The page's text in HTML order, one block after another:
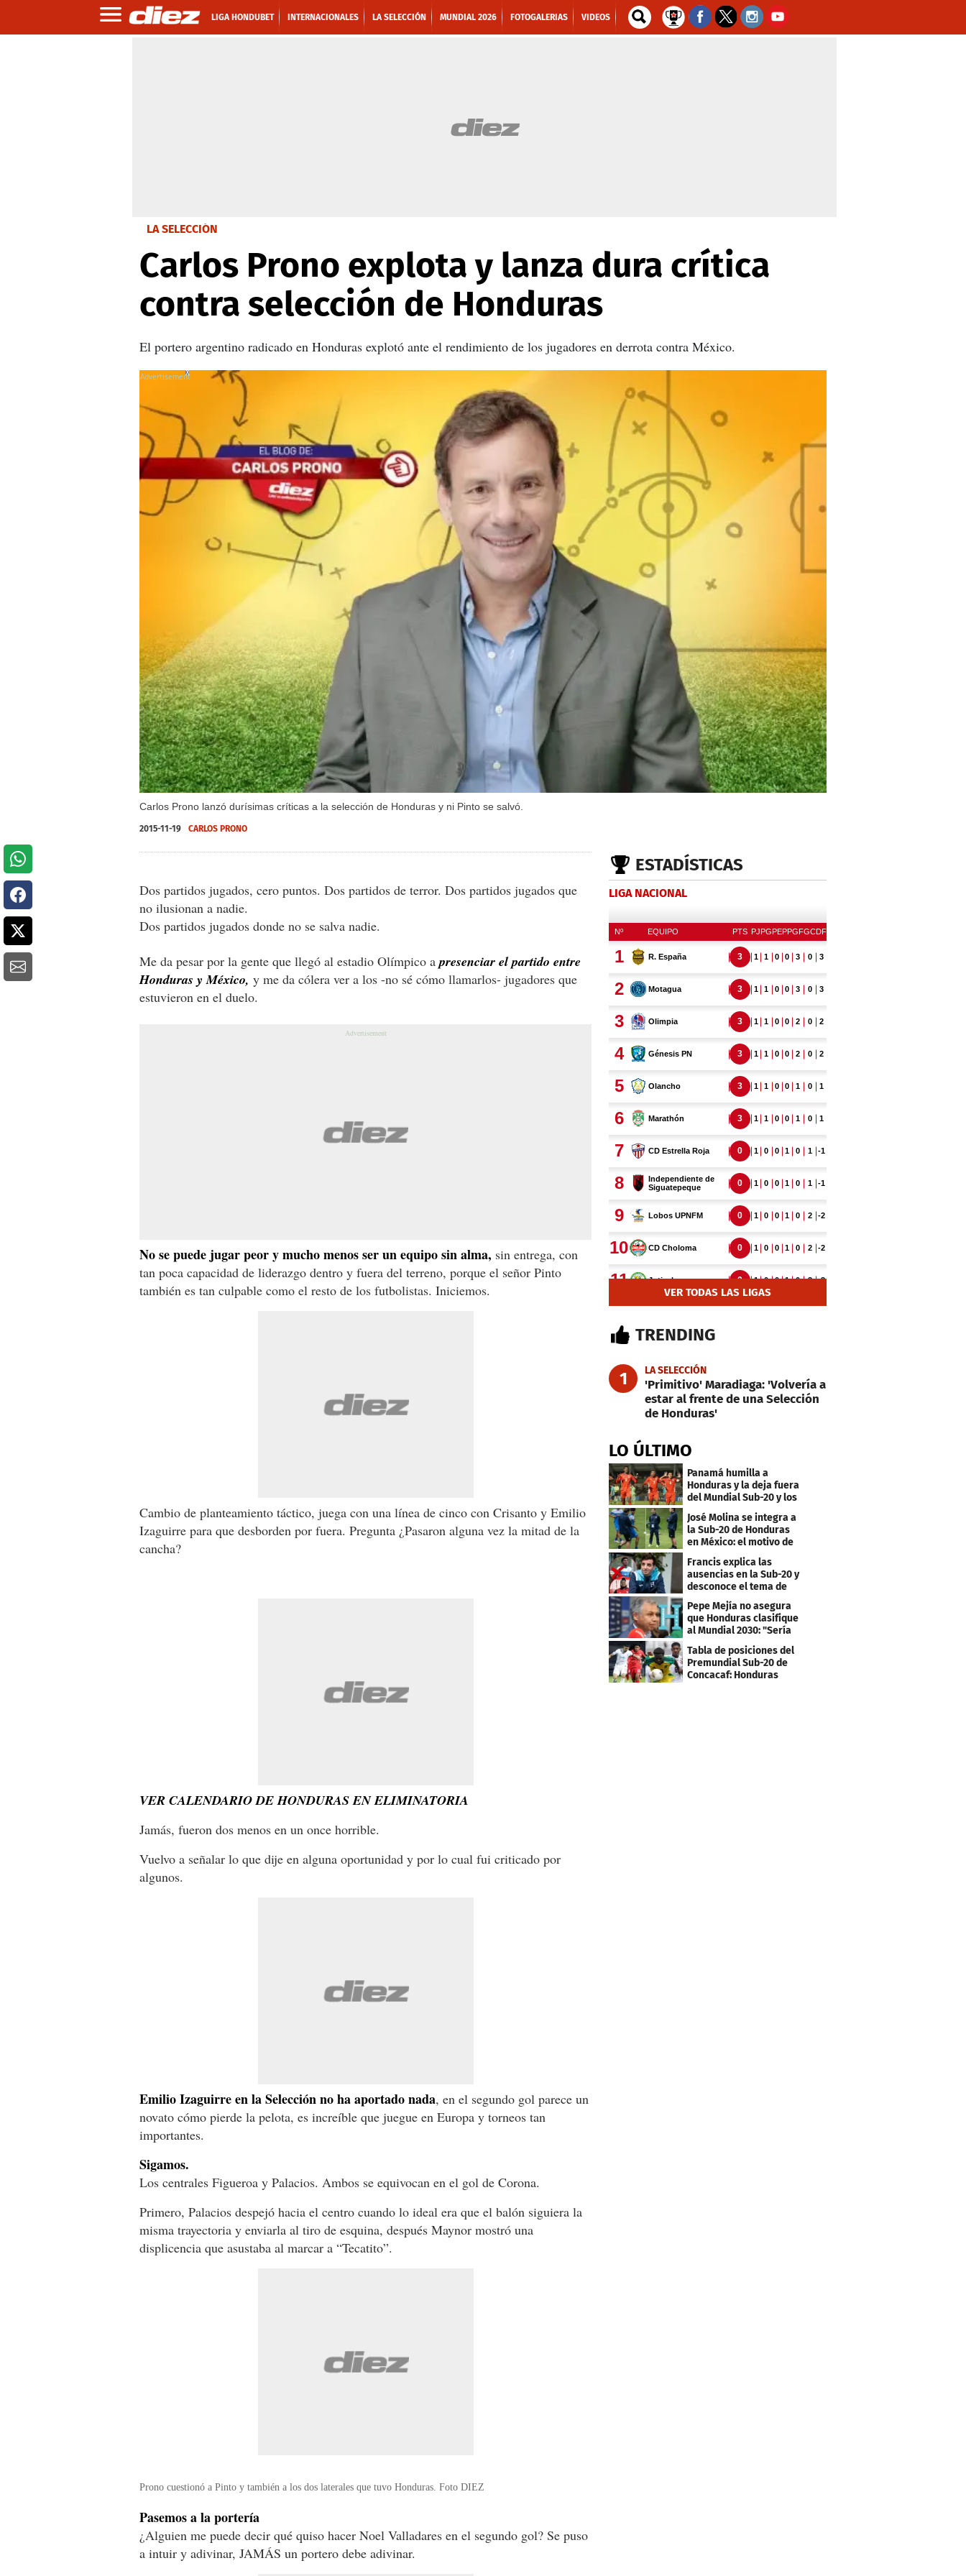
LIGA HONDUBET INTERNACIONALES LA SELECCIÓN MUNDIAL 2026 FOTOGALERIAS VIDEOS
LA SELECCIÓN
Carlos Prono explota y lanza dura crítica
contra selección de Honduras
El portero argentino radicado en Honduras explotó ante el rendimiento de los jugadores en derrota contra México.
Carlos Prono lanzó durísimas críticas a la selección de Honduras y ni Pinto se salvó.
X
2015-11-19 CARLOS PRONO
Dos partidos jugados, cero puntos. Dos partidos de terror. Dos partidos jugados que
no ilusionan a nadie.
Dos partidos jugados donde no se salva nadie.
Me da pesar por la gente que llegó al estadio Olímpico apresenciar el partido entre
Honduras y México, y me da cólera ver a los -no sé cómo llamarlos- jugadores que
estuvieron en el duelo.
No se puede jugar peor y mucho menos ser un equipo sin alma, sin entrega, con
tan poca capacidad de liderazgo dentro y fuera del terreno, porque el señor Pinto
también es tan culpable como el resto de los futbolistas. Iniciemos.
Cambio de planteamiento táctico, juega con una línea de cinco con Crisanto y Emilio
Izaguirre para que desborden por fuera. Pregunta ¿Pasaron alguna vez la mitad de la
cancha?
VER CALENDARIO DE HONDURAS EN ELIMINATORIA
Jamás, fueron dos menos en un once horrible.
Vuelvo a señalar lo que dije en alguna oportunidad y por lo cual fui criticado por
algunos.
Emilio Izaguirre en la Selección no ha aportado nada, en el segundo gol parece un
novato cómo pierde la pelota, es increíble que juegue en Europa y torneos tan
importantes.
Sigamos.
Los centrales Figueroa y Palacios. Ambos se equivocan en el gol de Corona.
Primero, Palacios despejó hacia el centro cuando lo ideal era que el balón siguiera la
misma trayectoria y enviarla al tiro de esquina, después Maynor mostró una
displicencia que asustaba al marcar a “Tecatito”.
Prono cuestionó a Pinto y también a los dos laterales que tuvo Honduras. Foto DIEZ
Pasemos a la portería
¿Alguien me puede decir qué quiso hacer Noel Valladares en el segundo gol? Se puso
a intuir y adivinar, JAMÁS un portero debe adivinar.
ESTADÍSTICAS
LIGA NACIONAL
VER TODAS LAS LIGAS
TRENDING
1 LA SELECCIÓN
'Primitivo' Maradiaga: 'Volvería a
estar al frente de una Selección
de Honduras'
LO ÚLTIMO
Panamá humilla a
Honduras y la deja fuera
del Mundial Sub-20 y los
Juegos Olímpicos
José Molina se integra a
la Sub-20 de Honduras
en México: el motivo de
su viaje
Francis explica las
ausencias en la Sub-20 y
desconoce el tema de
los tiktokers
Pepe Mejía no asegura
que Honduras clasifique
al Mundial 2030: "Sería
mentir"
Tabla de posiciones del
Premundial Sub-20 de
Concacaf: Honduras